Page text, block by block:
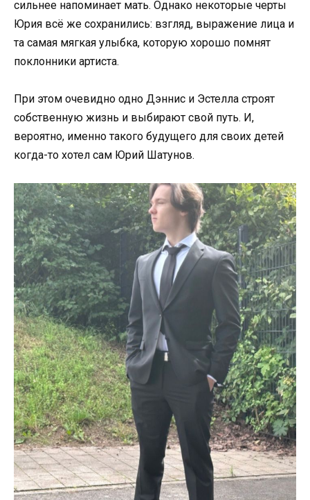
сильнее напоминает мать. Однако некоторые черты
Юрия всё же сохранились: взгляд, выражение лица и
та самая мягкая улыбка, которую хорошо помнят
поклонники артиста.
При этом очевидно одно Дэннис и Эстелла строят
собственную жизнь и выбирают свой путь. И,
вероятно, именно такого будущего для своих детей
когда-то хотел сам Юрий Шатунов.